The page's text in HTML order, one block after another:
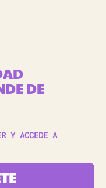
DE
Y ACCEDE A